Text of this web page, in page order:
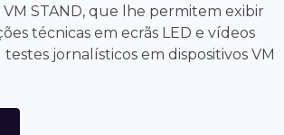
VM STAND, que lhe permitem exibir
técnicas em ecrãs LED e vídeos
jornalísticos em dispositivos VM